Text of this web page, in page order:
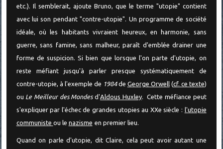
etc.). Il semblerait, ajoute Bruno, que le terme "utopie" contient
avec lui son pendant "contre-utopie". Un programme de société
idéale, où les habitants vivraient heureux, en harmonie, sans
guerre, sans famine, sans malheur, paraît d'emblée drainer une
forme de suspicion. Si bien que lorsque l'on parte d'utopie, on
reste méfiant jusqu'à parler presque systématiquement de
contre-utopie, à l'exemple de 1984de George Orwell(cf. ce texte)
ou Le Meilleur des Mondesd'Aldous Huxley. Cette méfiance peut
s'expliquer par l'échec de grandes utopies au XXe siècle : l'utopie
communiste ou le nazisme en premier lieu.
Quand on parle d'utopie, dit Claire, cela peut avoir autant une